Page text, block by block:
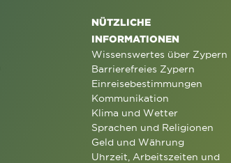
NÜTZLICHE
INFORMATIONEN
Wissenswertes über Zypern
Barrierefreies Zypern
Einreisebestimmungen
Kommunikation
Klima und Wetter
Sprachen und Religionen
Geld und Währung
Uhrzeit, Arbeitszeiten und